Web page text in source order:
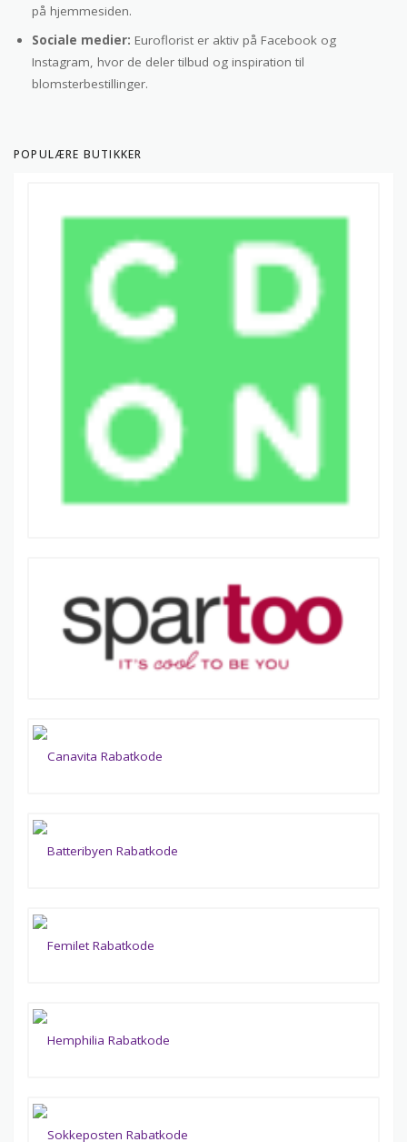
på hjemmesiden.
Sociale medier: Euroflorist er aktiv på Facebook og
Instagram, hvor de deler tilbud og inspiration til
blomsterbestillinger.
POPULÆRE BUTIKKER